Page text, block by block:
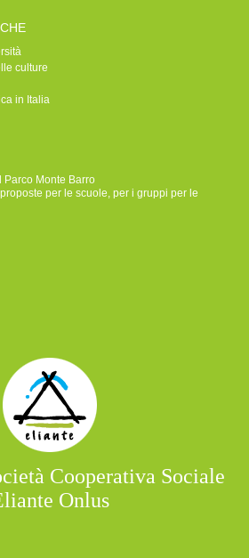
culture
in Italia
Parco Monte Barro
per le scuole, per i gruppi per le
Cooperativa Sociale
Onlus